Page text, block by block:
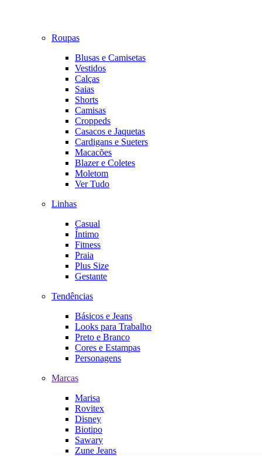
Roupas
Blusas e Camisetas
Vestidos
Calças
Saias
Shorts
Camisas
Croppeds
Casacos e Jaquetas
Cardigans e Sueters
Macacões
Blazer e Coletes
Moletom
Ver Tudo
Linhas
Casual
Íntimo
Fitness
Praia
Plus Size
Gestante
Tendências
Básicos e Jeans
Looks para Trabalho
Preto e Branco
Cores e Estampas
Personagens
Marcas
Marisa
Rovitex
Disney
Biotipo
Sawary
Zune Jeans